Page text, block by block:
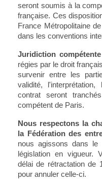
seront soumis à la
française. Ces
France Métropolitaine
dans les conventions
Juridiction
régies par le droit
survenir entre les
validité,
contrat seront
compétent de Paris.
Nous respectons la
la Fédération des
nous agissons dans
législation en vigueur.
délai de rétractation de
pour annuler celle-ci.